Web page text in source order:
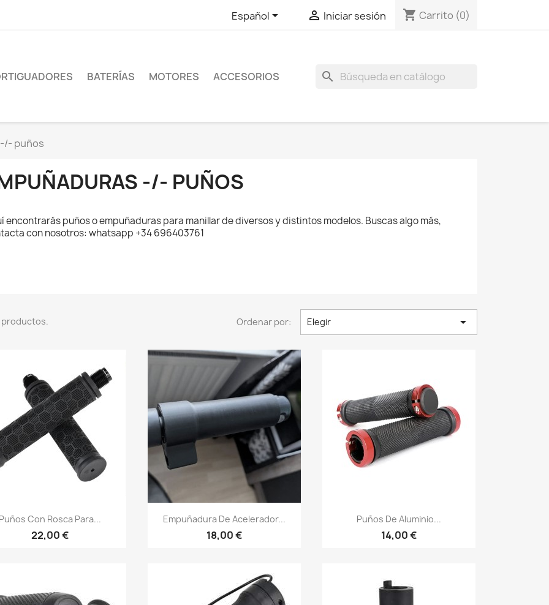
Español  Iniciar sesión shopping_cart Carrito (0)
BATERÍAS MOTORES ACCESORIOS search
puños
-/- PUÑOS
encontrarás puños o empuñaduras para manillar de diversos y distintos modelos. Buscas algo más,
con nosotros: whatsapp +34 696403761
productos. Ordenar por: Elegir 
Vista rápida
Con Rosca Para...
22,00 €
Vista rápida
Empuñadura De Acelerador...
18,00 €
Vista rápida
Puños De Aluminio...
14,00 €